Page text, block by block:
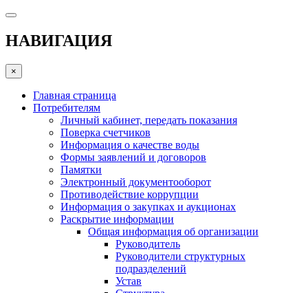
НАВИГАЦИЯ
×
Главная страница
Потребителям
Личный кабинет, передать показания
Поверка счетчиков
Информация о качестве воды
Формы заявлений и договоров
Памятки
Электронный документооборот
Противодействие коррупции
Информация о закупках и аукционах
Раскрытие информации
Общая информация об организации
Руководитель
Руководители структурных
подразделений
Устав